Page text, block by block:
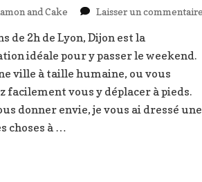
and Cake Laisser un commentaire
de 2h de Lyon, Dijon est la
idéale pour y passer le weekend.
ville à taille humaine, ou vous
facilement vous y déplacer à pieds.
donner envie, je vous ai dressé une
choses à …